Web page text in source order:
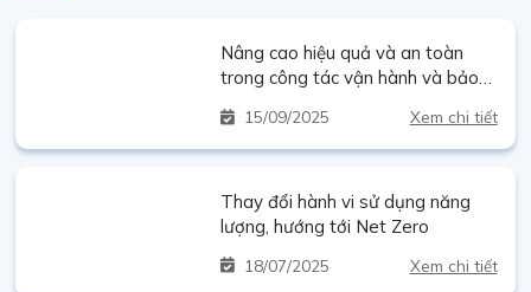
Nâng cao hiệu quả và an toàn
trong công tác vận hành và bảo
Mơ bằng UAV tích hợp AI
15 09/2025 Xem chi tiết
Thay đổi hành vi sử dụng năng
lượng, hướng tới Net Zero
18 07/2025 Xem chi tiết